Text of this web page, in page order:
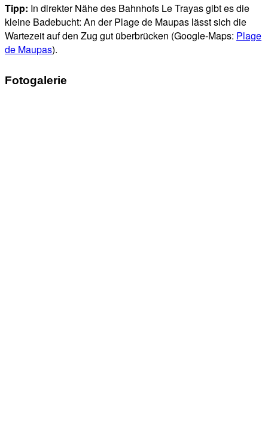
Tipp: In direkter Nähe des Bahnhofs Le Trayas gibt es die
kleine Badebucht: An der Plage de Maupas lässt sich die
Wartezeit auf den Zug gut überbrücken (Google-Maps: Plage
de Maupas).
Fotogalerie